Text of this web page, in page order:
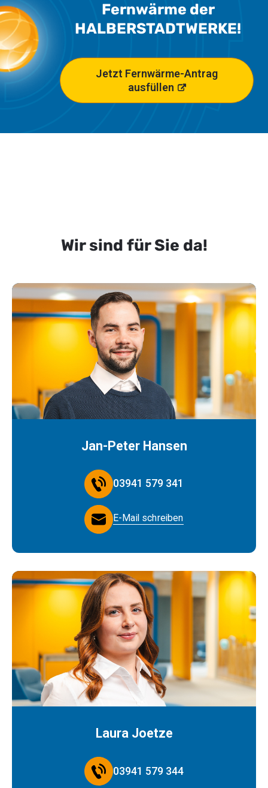
Fernwärme der
HALBERSTADTWERKE!
Jetzt Fernwärme-Antrag
ausfüllen
Wir sind für Sie da!
Jan-Peter Hansen
03941 579 341
E-Mail schreiben
Laura Joetze
03941 579 344